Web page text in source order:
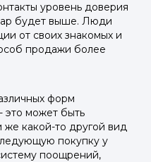
уровень доверия
будет выше. Люди
от своих знакомых и
продажи более
форм
это может быть
какой-то другой вид
покупку у
поощрений,